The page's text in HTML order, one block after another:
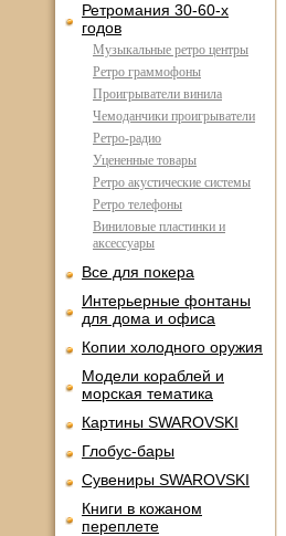
Ретромания 30-60-х
годов
Музыкальные ретро центры
Ретро граммофоны
Проигрыватели винила
Чемоданчики проигрыватели
Ретро-радио
Уцененные товары
Ретро акустические системы
Ретро телефоны
Виниловые пластинки и
аксессуары
Все для покера
Интерьерные фонтаны
для дома и офиса
Копии холодного оружия
Модели кораблей и
морская тематика
Картины SWAROVSKI
Глобус-бары
Сувениры SWAROVSKI
Книги в кожаном
переплете